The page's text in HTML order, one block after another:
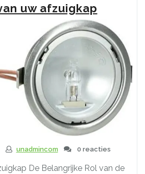
uw afzuigkap
unadmincom 0 reacties
De Belangrijke Rol van de